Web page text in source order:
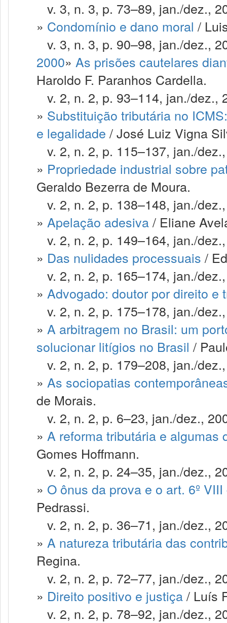
v. 3, n. 3, p. 73–89, jan./dez.,
» Condomínio e dano moral /
v. 3, n. 3, p. 90–98, jan./dez.,
2000» As prisões cautelares
Haroldo F. Paranhos Cardella.
v. 2, n. 2, p. 93–114, jan./dez.,
» Substituição tributária no
e legalidade / José Luiz Vigna
v. 2, n. 2, p. 115–137, jan./
» Propriedade industrial sobre
Geraldo Bezerra de Moura.
v. 2, n. 2, p. 138–148, jan./
» Apelação adesiva/ Eliane
v. 2, n. 2, p. 149–164, jan./
» Das nulidades processuais /
v. 2, n. 2, p. 165–174, jan./
» Advogado: doutor por direito e
v. 2, n. 2, p. 175–178, jan./
» A arbitragem no Brasil: um
solucionar litígios no Brasil /
v. 2, n. 2, p. 179–208, jan./
» As sociopatias
de Morais.
v. 2, n. 2, p. 6–23, jan./dez.,
» A reforma tributária e
Gomes Hoffmann.
v. 2, n. 2, p. 24–35, jan./dez.,
» O ônus da prova e o art. 6º
Pedrassi.
v. 2, n. 2, p. 36–71, jan./dez.,
» A natureza tributária das
Regina.
v. 2, n. 2, p. 72–77, jan./dez.,
» Direito positivo e justiça/ Luís
v. 2, n. 2, p. 78–92, jan./dez.,